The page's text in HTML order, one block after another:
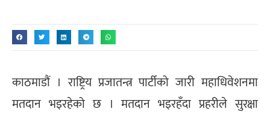
काठमाडौं । राष्ट्रिय प्रजातन्त्र पार्टीको जारी महाधिवेशनमा
मतदान भइरहेको छ । मतदान भइरहँदा प्रहरीले सुरक्षा